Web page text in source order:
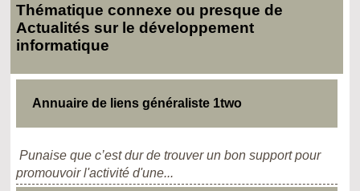
Thématique connexe ou presque de
Actualités sur le développement
informatique
Annuaire de liens généraliste 1two
Punaise que c’est dur de trouver un bon support pour
promouvoir l'activité d'une...